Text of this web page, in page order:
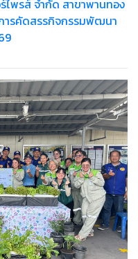
ไพรส์ จำกัด สาขาพานทอง